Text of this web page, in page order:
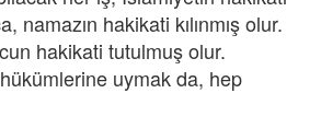
namazın hakikati kılınmış olur.
hakikati tutulmuş olur.
uymak da, hep